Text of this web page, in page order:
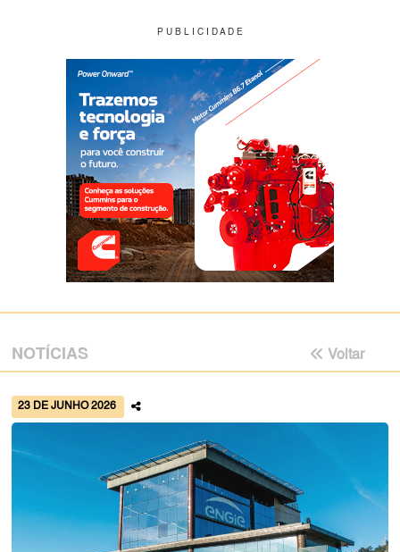
P U B L I C I D A D E
NOTÍCIAS Voltar
23 DE JUNHO 2026